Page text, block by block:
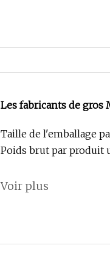
Les fabricants de gros
Taille de l'emballage
Poids brut par produit
Voir plus